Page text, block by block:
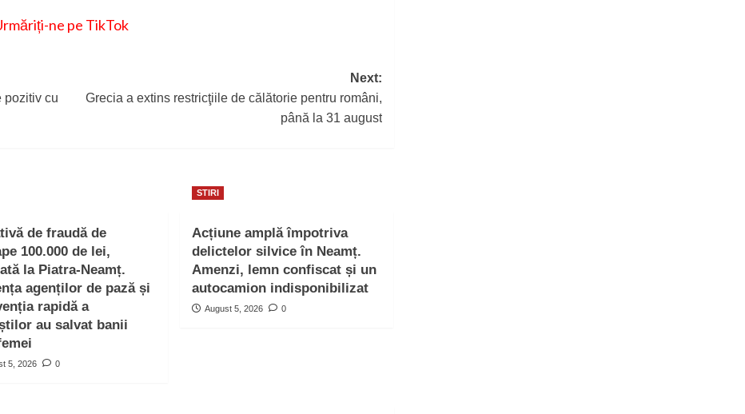
ne pe TikTok
pozitiv cu
Next:
Grecia a extins restricţiile de călătorie pentru români,
până la 31 august
de fraudă de
100.000 de lei,
la Piatra-Neamț.
agenților de pază și
rapidă a
au salvat banii
5, 2026 0
STIRI
Acțiune amplă împotriva
delictelor silvice în Neamț.
Amenzi, lemn confiscat și un
autocamion indisponibilizat
August 5, 2026 0